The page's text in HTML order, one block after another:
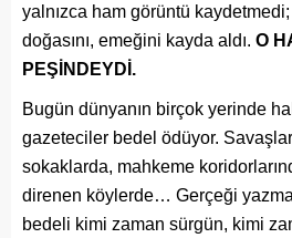
yalnızca ham görüntü
doğasını, emeğini kayda aldı. O
PEŞİNDEYDİ.
Bugün dünyanın birçok yerinde
gazeteciler bedel ödüyor.
sokaklarda, mahkeme
direnen köylerde… Gerçeği
bedeli kimi zaman sürgün, kimi